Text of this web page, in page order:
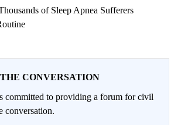
of Sleep Apnea Sufferers
CONVERSATION
to providing a forum for civil
conversation.